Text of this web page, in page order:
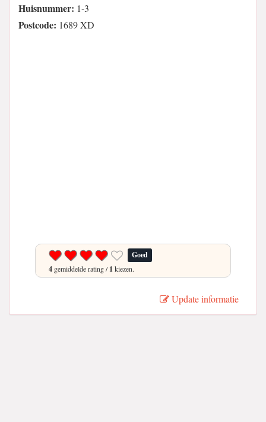
Huisnummer: 1-3
Postcode: 1689 XD
Goed
4 gemiddelde rating /1 kiezen.
Update informatie